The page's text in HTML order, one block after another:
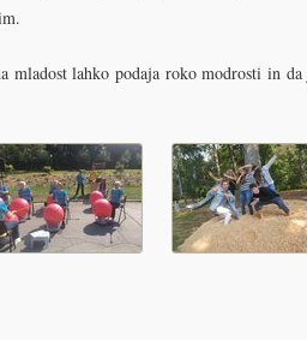
mladost lahko podaja roko modrosti in